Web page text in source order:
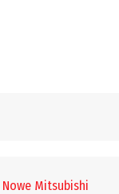
Nowe Mitsubishi